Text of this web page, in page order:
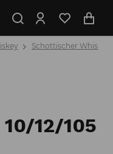
Schottischer Whisky
12/105